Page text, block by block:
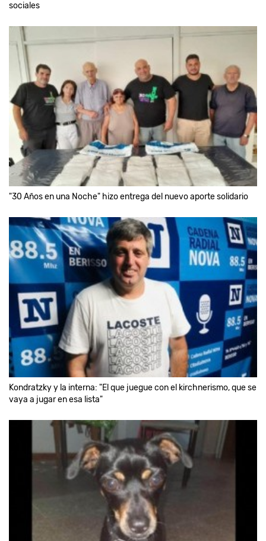
sociales
"30 Años en una Noche" hizo entrega del nuevo aporte solidario
Kondratzky y la interna: "El que juegue con el kirchnerismo, que se
vaya a jugar en esa lista"